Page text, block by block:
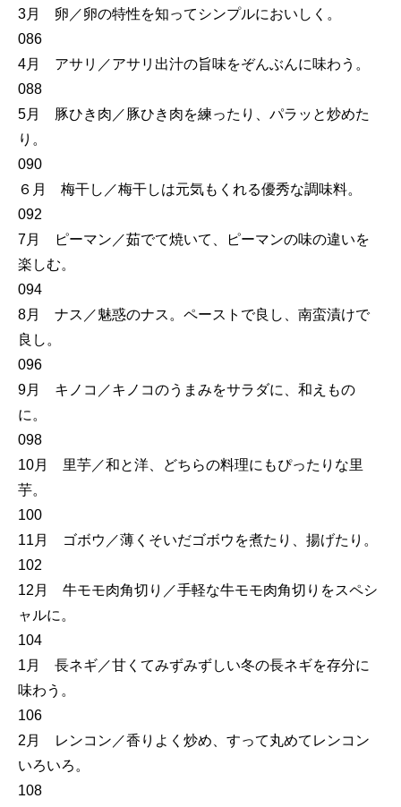
3月 卵／卵の特性を知ってシンプルにおいしく。
086
4月 アサリ／アサリ出汁の旨味をぞんぶんに味わう。
088
5月 豚ひき肉／豚ひき肉を練ったり、パラッと炒めた
り。
090
６月 梅干し／梅干しは元気もくれる優秀な調味料。
092
7月 ピーマン／茹でて焼いて、ピーマンの味の違いを
楽しむ。
094
8月 ナス／魅惑のナス。ペーストで良し、南蛮漬けで
良し。
096
9月 キノコ／キノコのうまみをサラダに、和えもの
に。
098
10月 里芋／和と洋、どちらの料理にもぴったりな里
芋。
100
11月 ゴボウ／薄くそいだゴボウを煮たり、揚げたり。
102
12月 牛モモ肉角切り／手軽な牛モモ肉角切りをスペシ
ャルに。
104
1月 長ネギ／甘くてみずみずしい冬の長ネギを存分に
味わう。
106
2月 レンコン／香りよく炒め、すって丸めてレンコン
いろいろ。
108